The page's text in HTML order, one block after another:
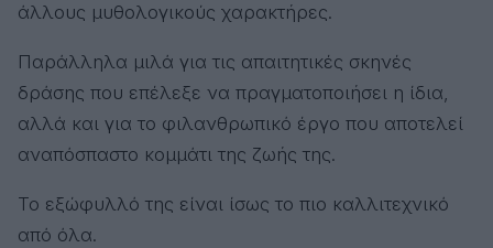
άλλους μυθολογικούς χαρακτήρες.
Παράλληλα μιλά για τις απαιτητικές σκηνές
δράσης που επέλεξε να πραγματοποιήσει η ίδια,
αλλά και για το φιλανθρωπικό έργο που αποτελεί
αναπόσπαστο κομμάτι της ζωής της.
Το εξώφυλλό της είναι ίσως το πιο καλλιτεχνικό
από όλα.